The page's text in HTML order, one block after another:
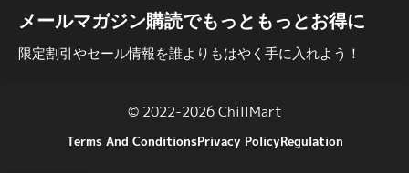
メールマガジン購読でもっともっとお得に
限定割引やセール情報を誰よりもはやく手に入れよう！
© 2022-2026 ChillMart
Terms And ConditionsPrivacy PolicyRegulation